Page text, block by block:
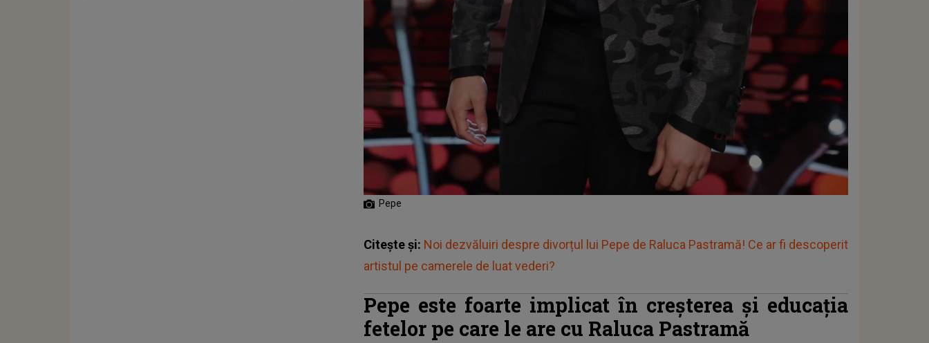
Pepe
Citește și: Noi dezvăluiri despre divorțul lui Pepe de Raluca Pastramă! Ce ar fi descoperit
artistul pe camerele de luat vederi?
Pepe este foarte implicat în creșterea și educația
fetelor pe care le are cu Raluca Pastramă